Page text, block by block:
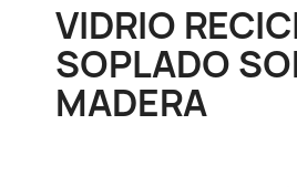
VIDRIO
SOPLADO
MADERA